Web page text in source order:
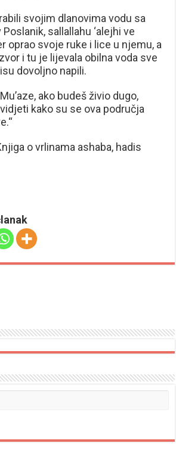
svojim dlanovima vodu sa
sallallahu ‘alejhi ve
oprao svoje ruke i lice u njemu, a
i tu je lijevala obilna voda sve
dovoljno napili.
ako budeš živio dugo,
kako su se ova područja
o vrlinama ashaba, hadis